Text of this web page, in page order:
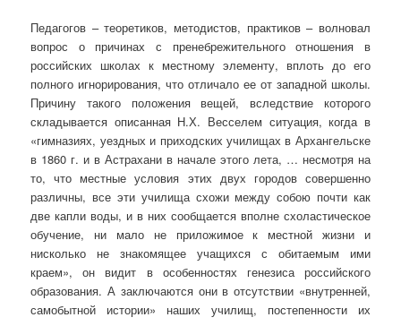
Педагогов – теоретиков, методистов, практиков – волновал
вопрос о причинах с пренебрежительного отношения в
российских школах к местному элементу, вплоть до его
полного игнорирования, что отличало ее от западной школы.
Причину такого положения вещей, вследствие которого
складывается описанная Н.Х. Весселем ситуация, когда в
«гимназиях, уездных и приходских училищах в Архангельске
в 1860 г. и в Астрахани в начале этого лета, … несмотря на
то, что местные условия этих двух городов совершенно
различны, все эти училища схожи между собою почти как
две капли воды, и в них сообщается вполне схоластическое
обучение, ни мало не приложимое к местной жизни и
нисколько не знакомящее учащихся с обитаемым ими
краем», он видит в особенностях генезиса российского
образования. А заключаются они в отсутствии «внутренней,
самобытной истории» наших училищ, постепенности их